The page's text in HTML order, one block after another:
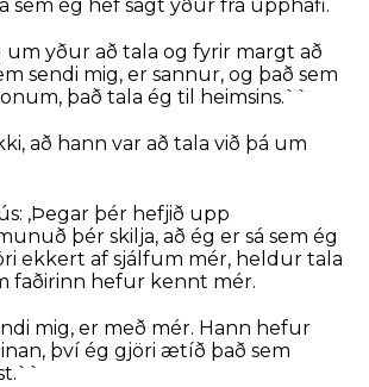
sem ég hef sagt yður frá upphafi.
um yður að tala og fyrir margt að
sendi mig, er sannur, og það sem
það tala ég til heimsins.``
að hann var að tala við þá um
,Þegar þér hefjið upp
þér skilja, að ég er sá sem ég
ekkert af sjálfum mér, heldur tala
faðirinn hefur kennt mér.
mig, er með mér. Hann hefur
því ég gjöri ætíð það sem